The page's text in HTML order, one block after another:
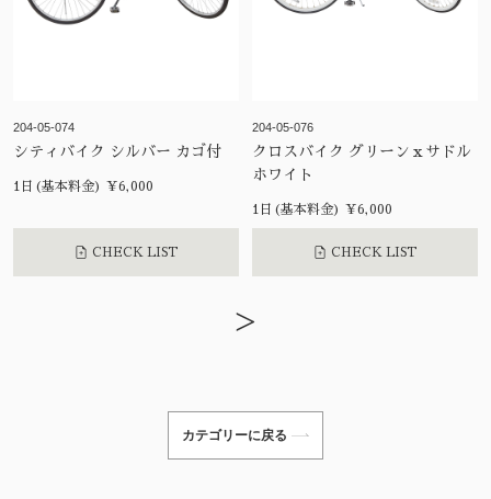
204-05-074
シティバイク シルバー カゴ付
1日(基本料金) ¥6,000
CHECK LIST
204-05-076
クロスバイク グリーンｘサドル
ホワイト
1日(基本料金) ¥6,000
CHECK LIST
>
カテゴリーに戻る